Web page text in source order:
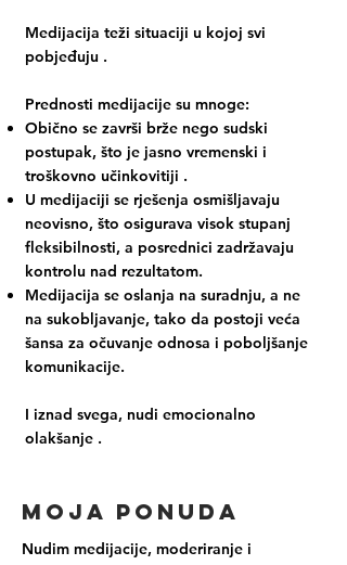
Medijacija teži situaciji u kojoj svi
pobjeđuju .
Prednosti medijacije su mnoge:
Obično se završi brže nego sudski
postupak, što je jasno vremenski i
troškovno učinkovitiji .
U medijaciji se rješenja osmišljavaju
neovisno, što osigurava visok stupanj
fleksibilnosti, a posrednici zadržavaju
kontrolu nad rezultatom.
Medijacija se oslanja na suradnju, a ne
na sukobljavanje, tako da postoji veća
šansa za očuvanje odnosa i poboljšanje
komunikacije.
I iznad svega, nudi emocionalno
olakšanje .
Moja ponuda
Nudim medijacije, moderiranje i